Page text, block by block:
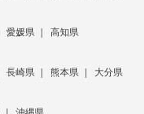
愛媛県 高知県
長崎県 熊本県 大分県